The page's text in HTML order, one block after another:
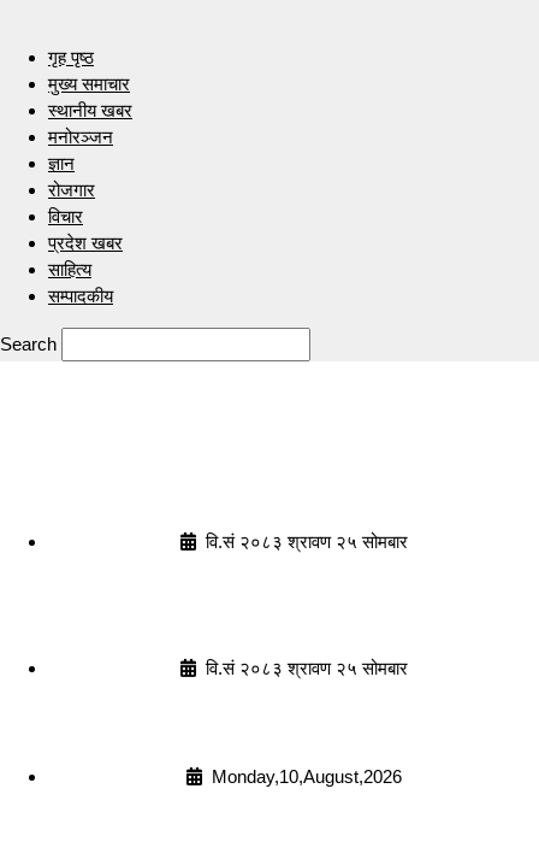
गृह पृष्ठ
मुख्य समाचार
स्थानीय खबर
मनोरञ्जन
ज्ञान
रोजगार
विचार
प्रदेश खबर
साहित्य
सम्पादकीय
Search
वि.सं २०८३ श्रावण २५ सोमबार
वि.सं २०८३ श्रावण २५ सोमबार
Monday,10,August,2026